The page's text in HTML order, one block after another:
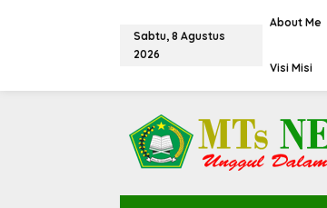
i
Sabtu, 8 Agustus
2026
About Me
Visi Misi